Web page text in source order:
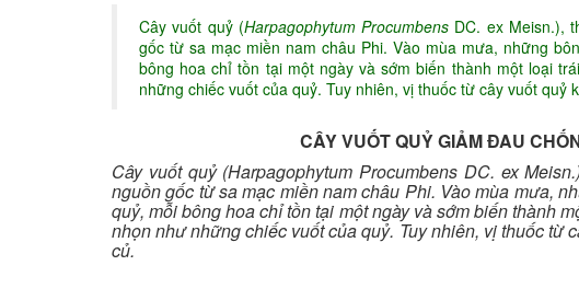
Cây vuốt quỷ (Harpagophytum Procumbens DC. ex Meisn.),
gốc từ sa mạc miền nam châu Phi. Vào mùa mưa, những
bông hoa chỉ tồn tại một ngày và sớm biến thành một loại
những chiếc vuốt của quỷ. Tuy nhiên, vị thuốc từ cây vuốt
CÂY VUỐT QUỶ GIẢM ĐAU
Cây vuốt quỷ (Harpagophytum Procumbens DC. ex
nguồn gốc từ sa mạc miền nam châu Phi. Vào mùa mưa,
quỷ, mỗi bông hoa chỉ tồn tại một ngày và sớm biến thành
nhọn như những chiếc vuốt của quỷ. Tuy nhiên, vị thuốc từ
củ.